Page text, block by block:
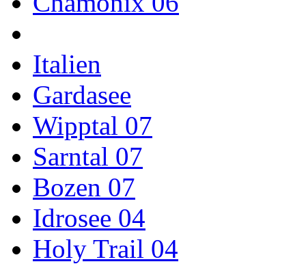
Italien
Gardasee
Wipptal 07
Sarntal 07
Bozen 07
Idrosee 04
Holy Trail 04